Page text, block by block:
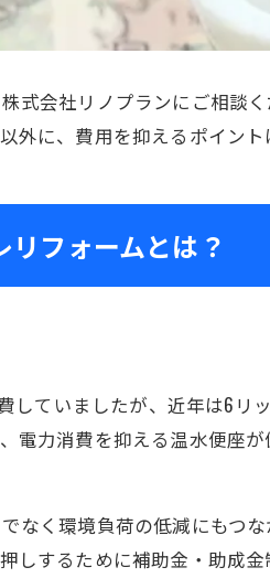
式会社リノプランにご相談
に、費用を抑えるポイント
フォームとは？
していましたが、近年は6リ
電力消費を抑える温水便座が
なく環境負荷の低減にもつな
しするために補助金・助成